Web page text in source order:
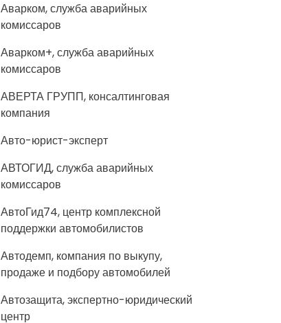
Аварком, служба аварийных
комиссаров
Аварком+, служба аварийных
комиссаров
АВЕРТА ГРУПП, консалтинговая
компания
Авто-юрист-эксперт
АВТОГИД, служба аварийных
комиссаров
АвтоГид74, центр комплексной
поддержки автомобилистов
Автодемп, компания по выкупу,
продаже и подбору автомобилей
Автозащита, экспертно-юридический
центр